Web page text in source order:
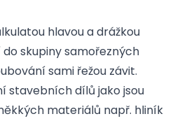
hlavou a drážkou
do skupiny samořezných
sami řežou závit.
stavebních dílů jako jsou
materiálů např. hliník